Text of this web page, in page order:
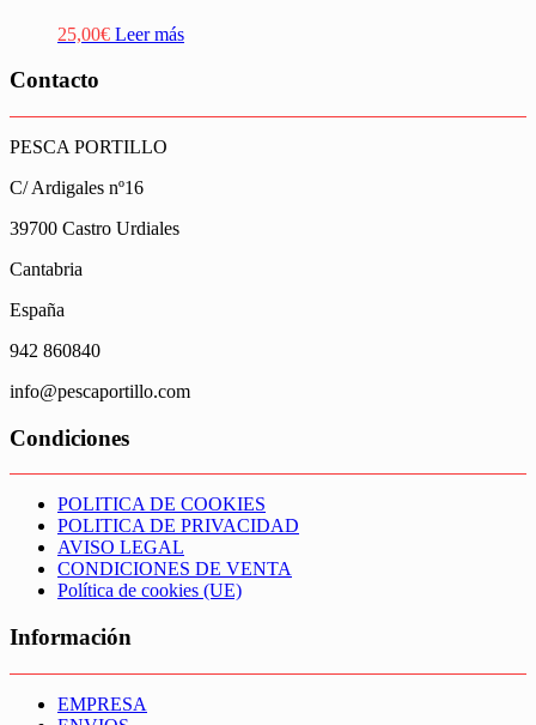
25,00€ Leer más
Contacto
PESCA PORTILLO
C/ Ardigales nº16
39700 Castro Urdiales
Cantabria
España
942 860840
info@pescaportillo.com
Condiciones
POLITICA DE COOKIES
POLITICA DE PRIVACIDAD
AVISO LEGAL
CONDICIONES DE VENTA
Política de cookies (UE)
Información
EMPRESA